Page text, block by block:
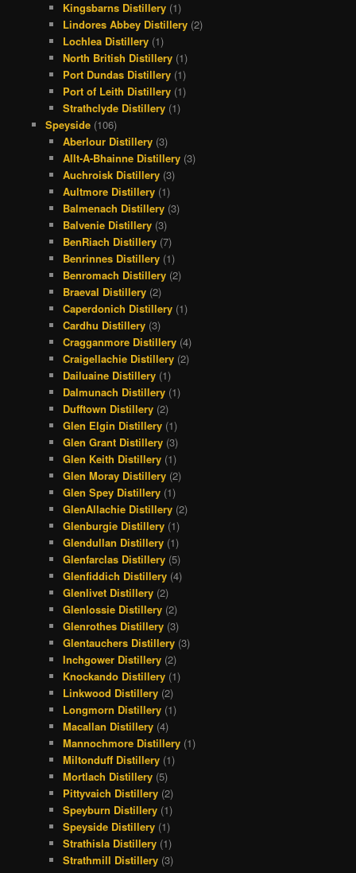
Kingsbarns Distillery (1)
Lindores Abbey Distillery (2)
Lochlea Distillery (1)
North British Distillery (1)
Port Dundas Distillery (1)
Port of Leith Distillery (1)
Strathclyde Distillery (1)
Speyside(106)
Aberlour Distillery (3)
Allt-A-Bhainne Distillery (3)
Auchroisk Distillery (3)
Aultmore Distillery (1)
Balmenach Distillery (3)
Balvenie Distillery (3)
BenRiach Distillery (7)
Benrinnes Distillery (1)
Benromach Distillery (2)
Braeval Distillery (2)
Caperdonich Distillery (1)
Cardhu Distillery (3)
Cragganmore Distillery (4)
Craigellachie Distillery (2)
Dailuaine Distillery (1)
Dalmunach Distillery (1)
Dufftown Distillery (2)
Glen Elgin Distillery (1)
Glen Grant Distillery (3)
Glen Keith Distillery (1)
Glen Moray Distillery (2)
Glen Spey Distillery (1)
GlenAllachie Distillery (2)
Glenburgie Distillery (1)
Glendullan Distillery (1)
Glenfarclas Distillery (5)
Glenfiddich Distillery (4)
Glenlivet Distillery (2)
Glenlossie Distillery (2)
Glenrothes Distillery (3)
Glentauchers Distillery (3)
Inchgower Distillery (2)
Knockando Distillery (1)
Linkwood Distillery (2)
Longmorn Distillery (1)
Macallan Distillery (4)
Mannochmore Distillery (1)
Miltonduff Distillery (1)
Mortlach Distillery (5)
Pittyvaich Distillery (2)
Speyburn Distillery (1)
Speyside Distillery (1)
Strathisla Distillery (1)
Strathmill Distillery (3)